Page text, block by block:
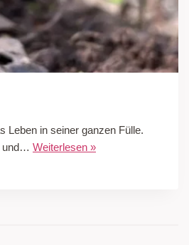
Leben in seiner ganzen Fülle.
und… Weiterlesen »